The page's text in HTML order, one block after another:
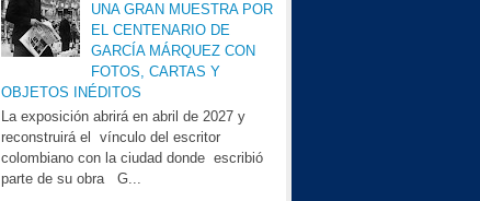
UNA GRAN MUESTRA POR
EL CENTENARIO DE
GARCÍA MÁRQUEZ CON
FOTOS, CARTAS Y
OBJETOS INÉDITOS
La exposición abrirá en abril de 2027 y
reconstruirá el vínculo del escritor
colombiano con la ciudad donde escribió
parte de su obra G...